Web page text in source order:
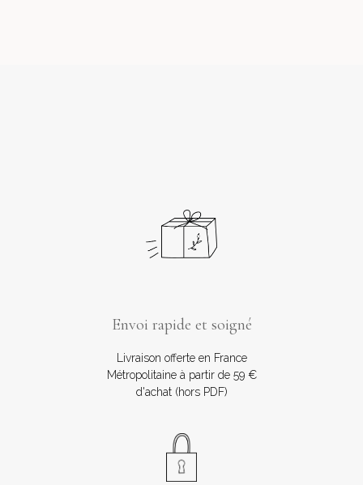
Envoi rapide et soigné
Livraison offerte en France
Métropolitaine à partir de 59 €
d'achat (hors PDF)